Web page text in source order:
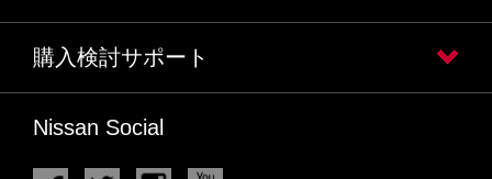
購入検討サポート
Nissan Social